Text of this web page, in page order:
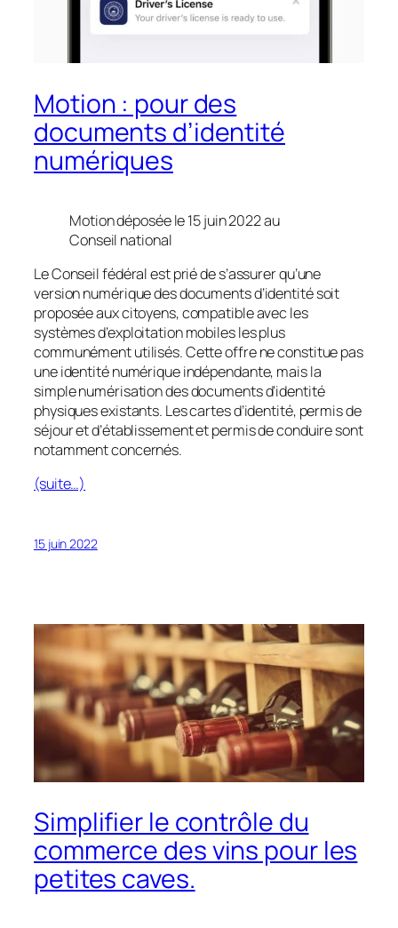
Motion : pour des
documents d’identité
numériques
Motion déposée le 15 juin 2022 au
Conseil national
Le Conseil fédéral est prié de s’assurer qu’une
version numérique des documents d’identité soit
proposée aux citoyens, compatible avec les
systèmes d’exploitation mobiles les plus
communément utilisés. Cette offre ne constitue pas
une identité numérique indépendante, mais la
simple numérisation des documents d’identité
physiques existants. Les cartes d’identité, permis de
séjour et d’établissement et permis de conduire sont
notamment concernés.
(suite…)
15 juin 2022
Simplifier le contrôle du
commerce des vins pour les
petites caves.